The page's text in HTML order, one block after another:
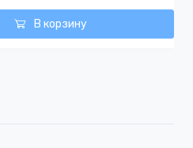
В корзину